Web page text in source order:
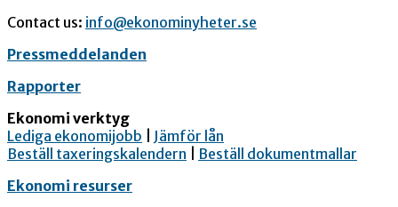
Contact us: info@ekonominyheter.se
Pressmeddelanden
Rapporter
Ekonomi verktyg
Lediga ekonomijobb
Jämför lån
Beställ taxeringskalendern
Beställ dokumentmallar
Ekonomi resurser